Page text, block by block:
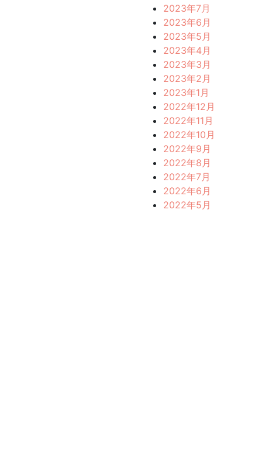
2023年7月
2023年6月
2023年5月
2023年4月
2023年3月
2023年2月
2023年1月
2022年12月
2022年11月
2022年10月
2022年9月
2022年8月
2022年7月
2022年6月
2022年5月